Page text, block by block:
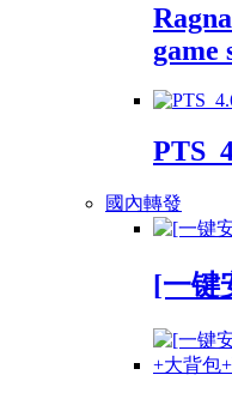
game
國內轉發
[一键